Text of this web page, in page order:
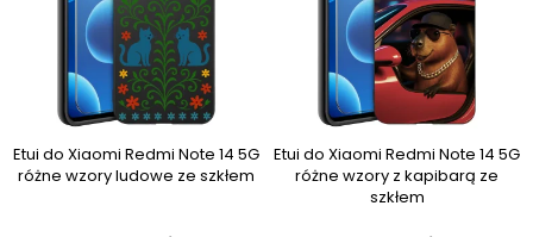
Etui do Xiaomi Redmi Note 14 5G
różne wzory ludowe ze szkłem
Etui do Xiaomi Redmi Note 14 5G
różne wzory z kapibarą ze
szkłem